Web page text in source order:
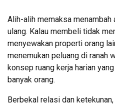
Alih-alih memaksa
ulang. Kalau membeli tidak
menyewakan properti orang
menemukan peluang di ranah
konsep ruang kerja harian
banyak orang.
Berbekal relasi dan